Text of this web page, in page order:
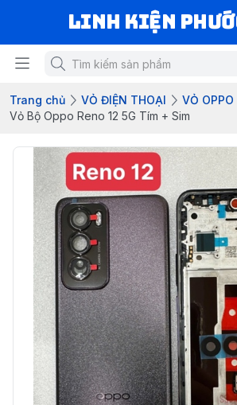
LINH KIỆN
Trang chủ VỎ ĐIỆN THOẠI
VỎ OPPO
Vỏ Bộ Oppo Reno 12 5G Tím + Sim